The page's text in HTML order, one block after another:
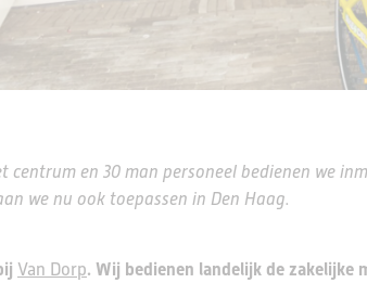
en 30 man personeel bedienen we
we nu ook toepassen in Den Haag.
Van Dorp. Wij bedienen landelijk de zakelijke